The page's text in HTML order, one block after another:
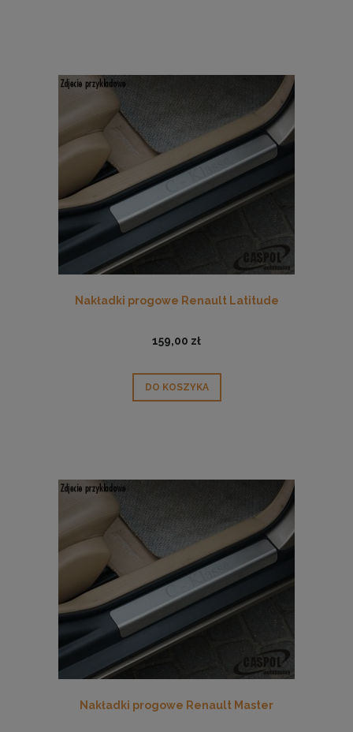
Nakładki progowe Renault Latitude
159,00 zł
DO KOSZYKA
Nakładki progowe Renault Master